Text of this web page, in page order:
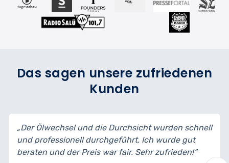
Das sagen unsere zufriedenen
Kunden
„Der Ölwechsel und die Durchsicht wurden schnell
und professionell durchgeführt. Ich wurde gut
beraten und der Preis war fair. Sehr zufrieden!“